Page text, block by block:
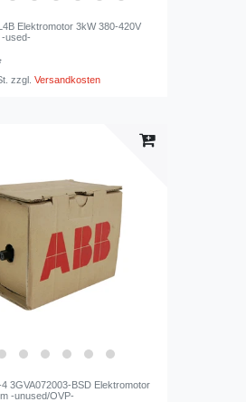
Elektromotor 3kW 380-420V
-used-
zzgl.Versandkosten
3GVA072003-BSD Elektromotor
-unused/OVP-